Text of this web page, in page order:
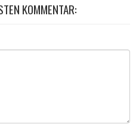
KOMMENTAR: